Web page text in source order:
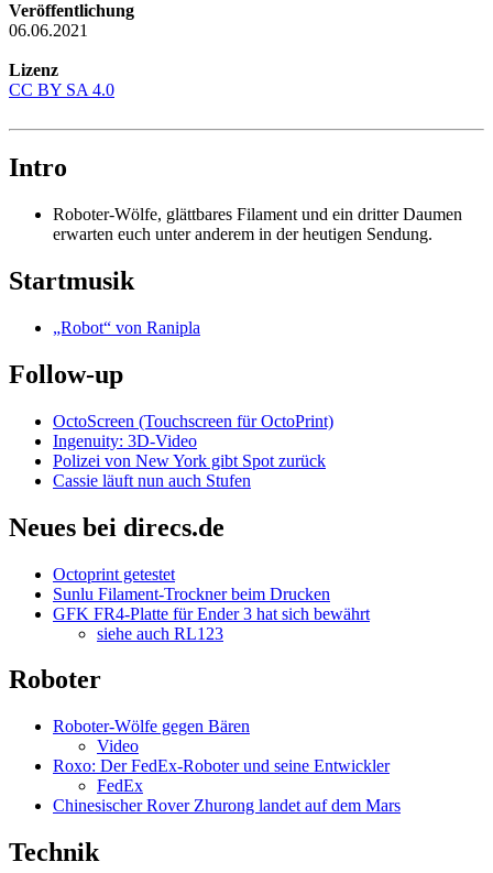
Veröffentlichung
06.06.2021
Lizenz
CC BY SA 4.0
Intro
Roboter-Wölfe, glättbares Filament und ein dritter Daumen
erwarten euch unter anderem in der heutigen Sendung.
Startmusik
„Robot“ von Ranipla
Follow-up
OctoScreen (Touchscreen für OctoPrint)
Ingenuity: 3D-Video
Polizei von New York gibt Spot zurück
Cassie läuft nun auch Stufen
Neues bei direcs.de
Octoprint getestet
Sunlu Filament-Trockner beim Drucken
GFK FR4-Platte für Ender 3 hat sich bewährt
siehe auch RL123
Roboter
Roboter-Wölfe gegen Bären
Video
Roxo: Der FedEx-Roboter und seine Entwickler
FedEx
Chinesischer Rover Zhurong landet auf dem Mars
Technik